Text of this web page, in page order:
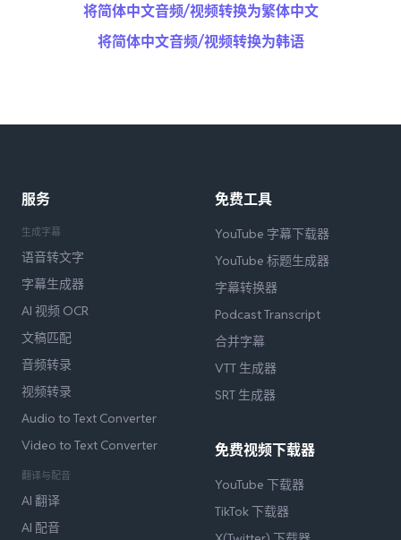
将简体中文音频/视频转换为繁体中文
将简体中文音频/视频转换为韩语
服务
生成字幕
语音转文字
字幕生成器
AI 视频 OCR
文稿匹配
音频转录
视频转录
Audio to Text Converter
Video to Text Converter
翻译与配音
AI 翻译
AI 配音
免费工具
YouTube 字幕下载器
YouTube 标题生成器
字幕转换器
Podcast Transcript
合并字幕
VTT 生成器
SRT 生成器
免费视频下载器
YouTube 下载器
TikTok 下载器